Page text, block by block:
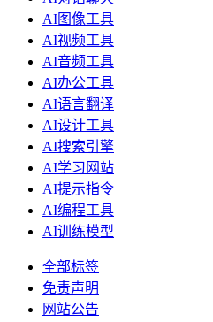
AI图像工具
AI视频工具
AI音频工具
AI办公工具
AI语言翻译
AI设计工具
AI搜索引擎
AI学习网站
AI提示指令
AI编程工具
AI训练模型
全部标签
免责声明
网站公告